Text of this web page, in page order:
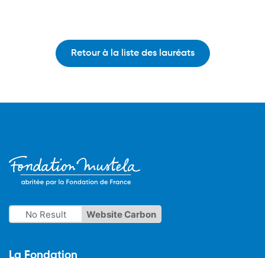
Retour à la liste des lauréats
No Result Website Carbon
La Fondation